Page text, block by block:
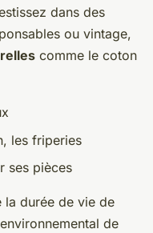
dans des
ou vintage,
comme le coton
les friperies
ses pièces
durée de vie de
de